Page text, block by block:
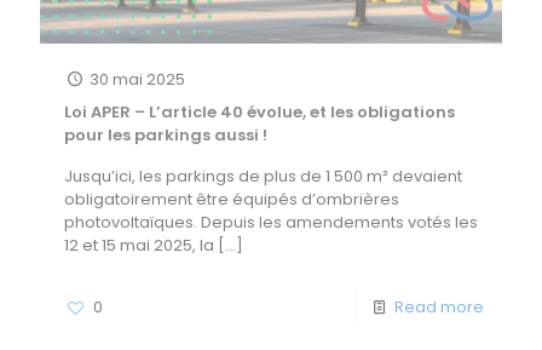
30 mai 2025
Loi APER – L’article 40 évolue, et les obligations
pour les parkings aussi !
Jusqu’ici, les parkings de plus de 1 500 m² devaient
obligatoirement être équipés d’ombrières
photovoltaïques. Depuis les amendements votés les
12 et 15 mai 2025, la […]
0 Read more